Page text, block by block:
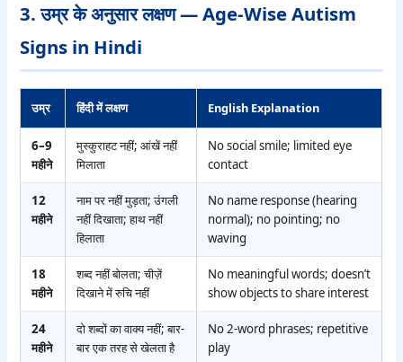
3. उम्र के अनुसार लक्षण — Age-Wise Autism
Signs in Hindi
उम्र हिंदी में लक्षण English Explanation
6–9
महीने
मुस्कुराहट नहीं; आंखें नहीं
मिलाता
No social smile; limited eye
contact
12
महीने
नाम पर नहीं मुड़ता; उंगली
नहीं दिखाता; हाथ नहीं
हिलाता
No name response (hearing
normal); no pointing; no
waving
18
महीने
शब्द नहीं बोलता; चीज़ें
दिखाने में रुचि नहीं
No meaningful words; doesn’t
show objects to share interest
24
महीने
दो शब्दों का वाक्य नहीं; बार-
बार एक तरह से खेलता है
No 2-word phrases; repetitive
play